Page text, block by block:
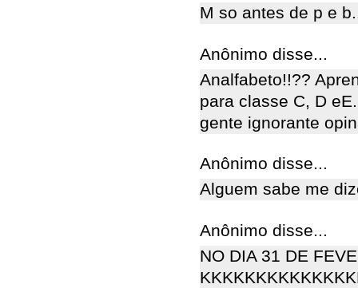
M so antes de p e
Anônimo disse...
Analfabeto!!??
para classe C, D
gente ignorante
Anônimo disse...
Alguem sabe me
Anônimo disse...
NO DIA 31 DE